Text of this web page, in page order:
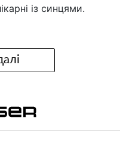
із синцями.